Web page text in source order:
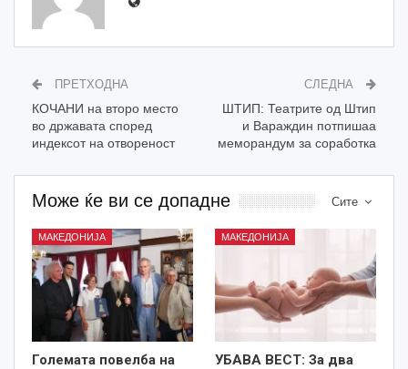
ПРЕТХОДНА
КОЧАНИ на второ место
во државата според
индексот на отвореност
СЛЕДНА
ШТИП: Театрите од Штип
и Вараждин потпишаа
меморандум за соработка
Сите
Може ќе ви се допадне
МАКЕДОНИЈА
Големата повелба на
МАКЕДОНИЈА
УБАВА ВЕСТ: За два